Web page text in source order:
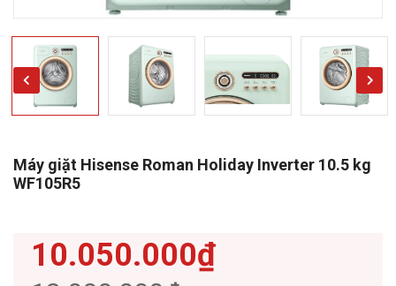
Máy giặt Hisense Roman Holiday Inverter 10.5 kg
WF105R5
10.050.000₫